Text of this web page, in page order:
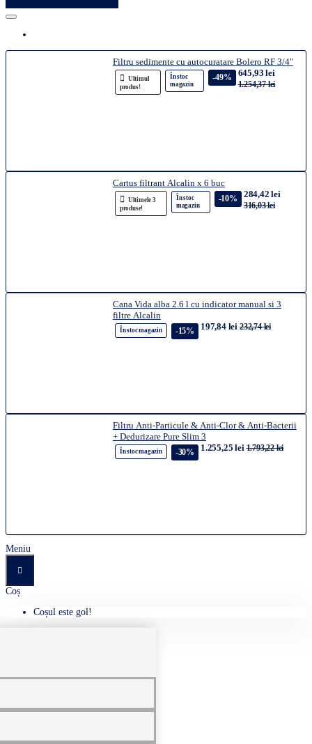
Filtru sedimente cu autocuratare Bolero RF 3/4"
Ultimul
produs!
În stoc
magazin
-49% 645,93 lei
1.254,37 lei
Cartus filtrant Alcalin x 6 buc
Ultimele 3
produse!
În stoc
magazin
-10% 284,42 lei
316,03 lei
Cana Vida alba 2.6 l cu indicator manual si 3
filtre Alcalin
În stoc magazin -15% 197,84 lei 232,74 lei
Filtru Anti-Particule & Anti-Clor & Anti-Bacterii
+ Dedurizare Pure Slim 3
În stoc magazin -30% 1.255,25 lei 1.793,22 lei
Meniu
Coș
Coșul este gol!